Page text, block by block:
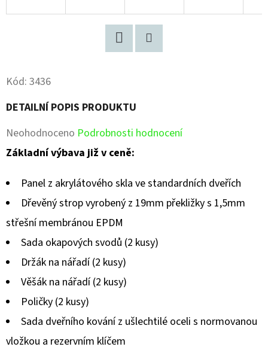
Kód: 3436
DETAILNÍ POPIS PRODUKTU
Průměrné
hodnocení
Neohodnoceno Podrobnosti hodnocení
Základní výbava již v ceně:
Panel z akrylátového skla ve standardních dveřích
Dřevěný strop vyrobený z 19mm překližky s 1,5mm
střešní membránou EPDM
Sada okapových svodů (2 kusy)
Držák na nářadí (2 kusy)
Věšák na nářadí (2 kusy)
Poličky (2 kusy)
Sada dveřního kování z ušlechtilé oceli s normovanou
vložkou a rezervním klíčem